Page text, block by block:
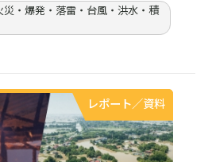
・爆発・落雷・台風・洪水・積
レポート／資料